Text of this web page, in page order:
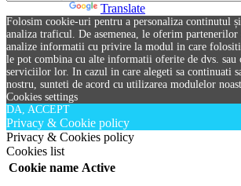
Translate
Folosim cookie-uri pentru a personaliza continutul
analiza traficul. De asemenea, le oferim
analize informatii cu privire la modul in care
le pot combina cu alte informatii oferite de dvs.
serviciilor lor. In cazul in care alegeti sa continuati
nostru, sunteti de acord cu utilizarea modulelor
Cookies settings
DA, ACCEPT
Privacy & Cookie policy
Privacy & Cookies policy
Cookies list
Cookie name Active